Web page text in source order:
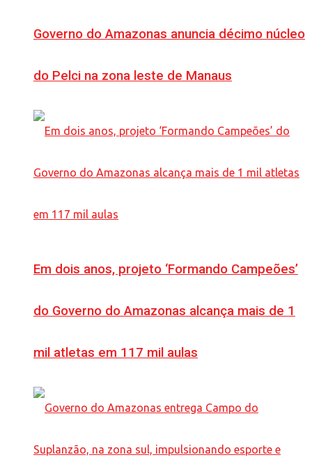
Governo do Amazonas anuncia décimo núcleo
do Pelci na zona leste de Manaus
Em dois anos, projeto ‘Formando Campeões’
do Governo do Amazonas alcança mais de 1
mil atletas em 117 mil aulas